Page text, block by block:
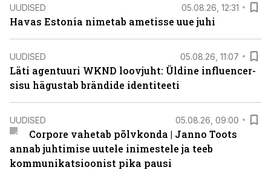
UUDISED 05.08.26, 12:31
Havas Estonia nimetab ametisse uue juhi
UUDISED 05.08.26, 11:07
Läti agentuuri WKND loovjuht: Üldine influencer-
sisu hägustab brändide identiteeti
UUDISED 05.08.26, 09:00
Corpore vahetab põlvkonda | Janno Toots
annab juhtimise uutele inimestele ja teeb
kommunikatsioonist pika pausi